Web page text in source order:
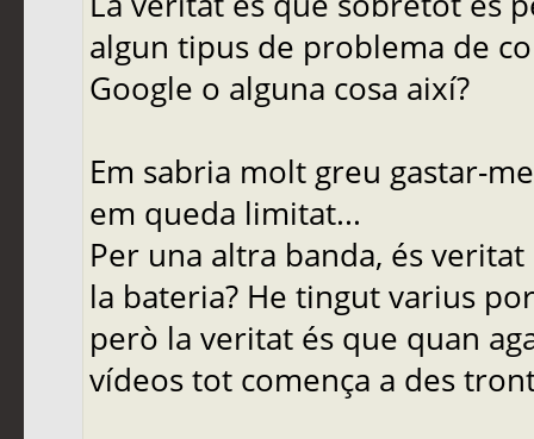
algun tipus de problema de
Google o alguna cosa així?
Em sabria molt greu gastar-
em queda limitat...
Per una altra banda, és
la bateria? He tingut varius
però la veritat és que quan
vídeos tot comença a des